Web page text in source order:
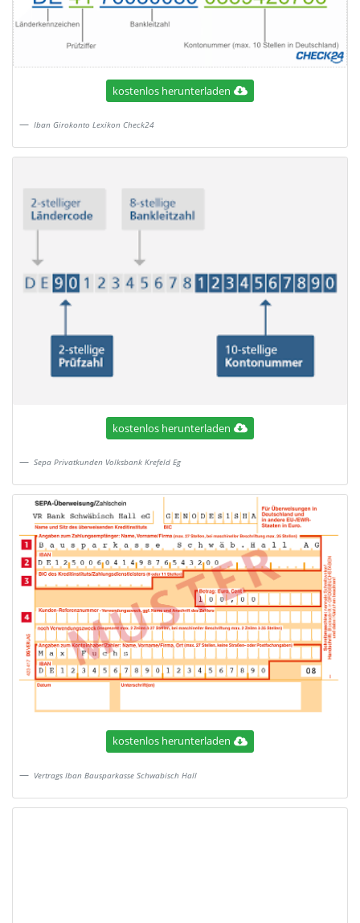
kostenlos herunterladen
Iban Girokonto Lexikon Check24
kostenlos herunterladen
Sepa Privatkunden Volksbank Krefeld Eg
kostenlos herunterladen
Vertrags Iban Bausparkasse Schwabisch Hall